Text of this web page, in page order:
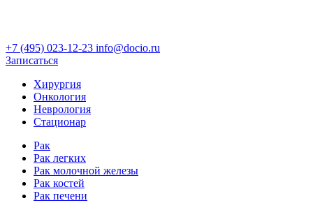
+7 (495) 023-12-23 info@docio.ru
Записаться
Хирургия
Онкология
Неврология
Стационар
Рак
Рак легких
Рак молочной железы
Рак костей
Рак печени